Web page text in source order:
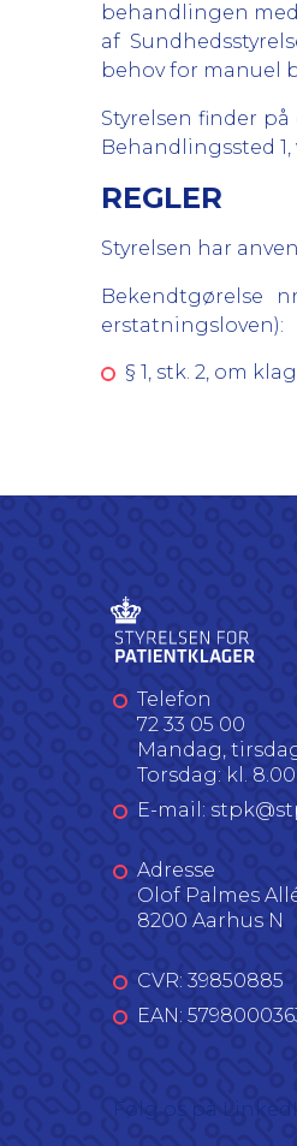
behandlingen
af
behov for manuel
Styrelsen finder
Behandlingssted
REGLER
Styrelsen har
Bekendtgørelse
erstatningsloven):
§ 1, stk. 2, om
Telefon
72 33 05 00
Mandag,
Torsdag: kl.
E-mail:
Adresse
Olof Palmes
8200 Aarhus N
CVR: 39850885
EAN: